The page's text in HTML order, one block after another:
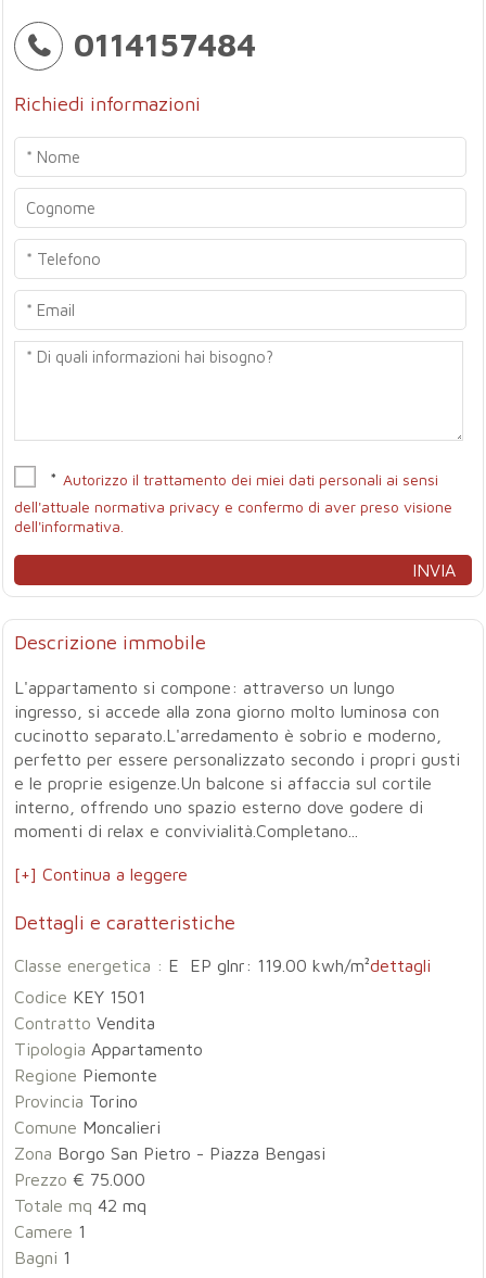
0114157484
Richiedi informazioni
*Autorizzo il trattamento dei miei dati personali ai sensi
dell'attuale normativa privacy e confermo di aver preso visione
dell'informativa.
Descrizione immobile
L'appartamento si compone: attraverso un lungo
ingresso, si accede alla zona giorno molto luminosa con
cucinotto separato.L'arredamento è sobrio e moderno,
perfetto per essere personalizzato secondo i propri gusti
e le proprie esigenze.Un balcone si affaccia sul cortile
interno, offrendo uno spazio esterno dove godere di
momenti di relax e convivialità.Completano...
[+] Continua a leggere
Dettagli e caratteristiche
Classe energetica : E EP glnr: 119.00 kwh/m²dettagli
Codice KEY 1501
Contratto Vendita
Tipologia Appartamento
Regione Piemonte
Provincia Torino
Comune Moncalieri
Zona Borgo San Pietro - Piazza Bengasi
Prezzo € 75.000
Totale mq 42 mq
Camere 1
Bagni 1